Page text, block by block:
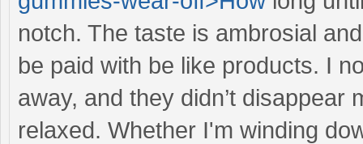
notch. The taste is ambrosial
be paid with be like products. I
away, and they didn’t
relaxed. Whether I'm winding